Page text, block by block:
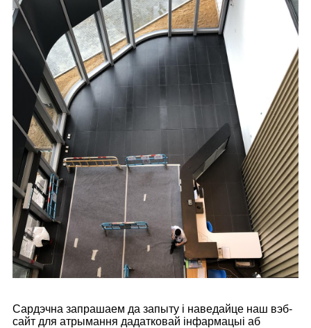
Сардэчна запрашаем да запыту і наведайце наш вэб-
сайт для атрымання дадатковай інфармацыі аб